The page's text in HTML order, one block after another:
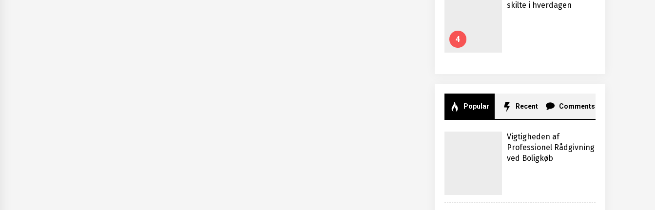
4
skilte i hverdagen
Popular Recent Comments
Vigtigheden af
Professionel Rådgivning
ved Boligkøb